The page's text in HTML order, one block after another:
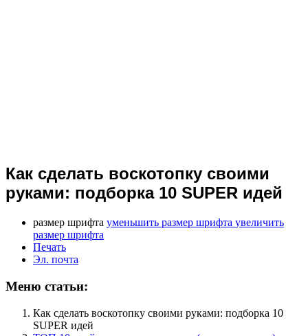
Как сделать воскотопку своими
руками: подборка 10 SUPER идей
размер шрифта уменьшить размер шрифта увеличить
размер шрифта
Печать
Эл. почта
Меню статьи:
Как сделать воскотопку своими руками: подборка 10
SUPER идей